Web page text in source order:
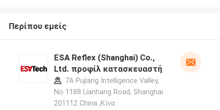
Περίπου εμείς
ESA Reflex (Shanghai) Co.,
Ltd. προφίλ κατασκευαστή
7A Pujiang Intelligence Valley,
No 1188 Lianhang Road, Shanghai
201112 China ,Κίνα